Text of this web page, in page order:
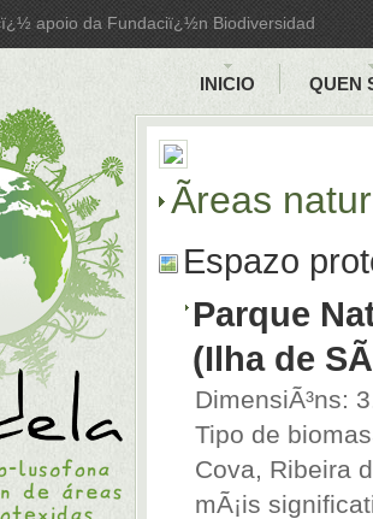
apoio da Fundaciï¿½n Biodiversidad
INICIO QUEN
Ãreas
Espazo
Parque
(Ilha de
DimensiÃ³ns:
Tipo de
Cova, Ribeira
mÃ¡is